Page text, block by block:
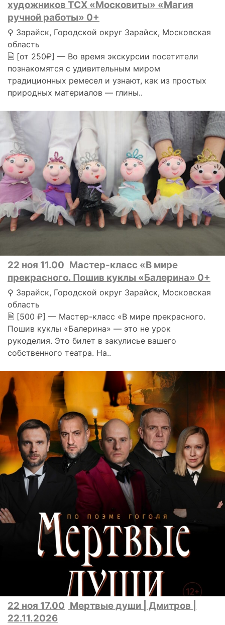
художников ТСХ «Московиты» «Магия
ручной работы» 0+
⚲ Зарайск, Городской округ Зарайск, Московская
область
🗎 [от 250₽] — Во время экскурсии посетители
познакомятся с удивительным миром
традиционных ремесел и узнают, как из простых
природных материалов — глины..
22 ноя 11.00 Мастер-класс «В мире
прекрасного. Пошив куклы «Балерина» 0+
⚲ Зарайск, Городской округ Зарайск, Московская
область
🗎 [500 ₽] — Мастер-класс «В мире прекрасного.
Пошив куклы «Балерина» — это не урок
рукоделия. Это билет в закулисье вашего
собственного театра. На..
22 ноя 17.00 Мертвые души | Дмитров |
22.11.2026